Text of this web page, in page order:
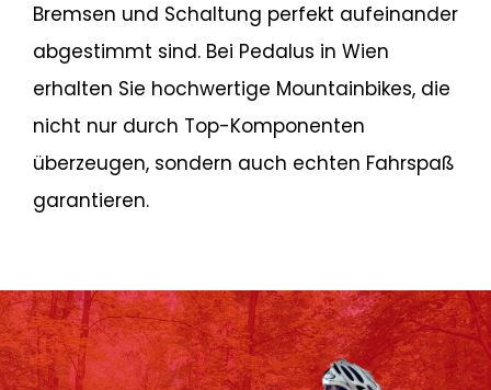
Bremsen und Schaltung perfekt aufeinander
abgestimmt sind. Bei Pedalus in Wien
erhalten Sie hochwertige Mountainbikes, die
nicht nur durch Top-Komponenten
überzeugen, sondern auch echten Fahrspaß
garantieren.